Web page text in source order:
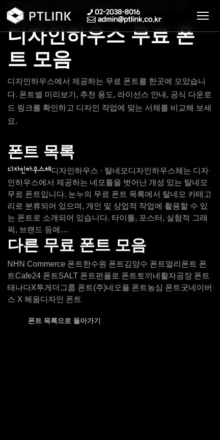
홈/
무료 폰트 모음
디자인하우스 무료 폰
트 모음
디자인하우스에서 제공하는 무료 폰트를 한곳에 모았습니
다. 폰트별 미리보기, 추천 용도, 라이선스 안내, 공식 다운로
드 링크를 확인하고 디자인 작업에 맞는 서체를 비교해 보세
요.
폰트 목록
디자인하우스체디자인하우스 · 탈네모 디자인하우스체는 디자
인하우스에서 제공하는 네모틀을 벗어난 개성 있는 탈네모
무료 폰트입니다. 눈누의 무료 폰트 목록에서 탈네모 카테고
리로 분류되어 있으며, 개인 및 상업적 작업에 활용할 수 있
는 폰트로 소개되어 있습니다. 타이틀, 포스터, 실험적 그래
픽, 브랜드 등에…
다른 무료 폰트 모음
NHN Commerce 폰트 한수원 폰트 김양수 폰트 얼리폰트 폰
트Cafe24 폰트 SALT 폰트 펀플로 폰트 토끼네활자공장 폰트
태나다X투게더그룹 폰트 (주)네오플 폰트 농심 폰트 굿네이버
스 X 헤움디자인 폰트
폰트 목록으로 돌아가기